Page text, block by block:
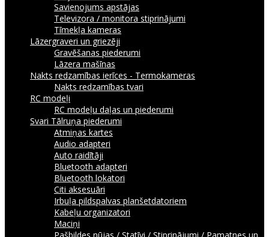
Savienojums apstājas
Televizora / monitora stiprinājumi
Tīmekļa kameras
Lāzergraveri un griezēji
Gravēšanas piederumi
Lāzera mašīnas
Nakts redzamības ierīces - Termokameras
Nakts redzamības tvari
RC modeļi
RC modeļu daļas un piederumi
Svari Tālruņa piederumi
Atmiņas kartes
Audio adapteri
Auto raidītāji
Bluetooth adapteri
Bluetooth lokatori
Citi aksesuāri
Irbuļa pildspalvas planšetdatoriem
Kabeļu organizatori
Maciņi
Pašbildes nūjas / Statīvi / Stiprinājumi / Pamatnes un